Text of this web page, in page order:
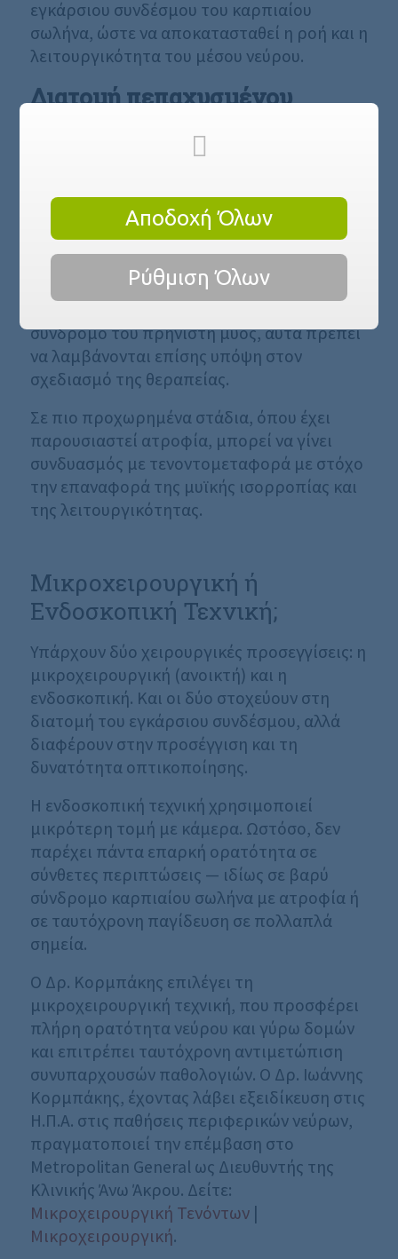
εγκάρσιου συνδέσμου του καρπιαίου
σωλήνα, ώστε να αποκατασταθεί η ροή και η
λειτουργικότητα του μέσου νεύρου.
Διατομή πεπαχυσμένου
Η επέμβαση πραγματοποιείται με
μικροχειρουργική τεχνική μέσω μίας τομής
2 εκατοστών και προσφέρει εξαιρετικά
αποτελέσματα. Αν υπάρχει ταυτόχρονη
πίεση και σε άλλα σημεία κατά την πορεία
σύνδρομο του πρηνιστή μυός, αυτά πρέπει
να λαμβάνονται επίσης υπόψη στον
σχεδιασμό της θεραπείας.
Σε πιο προχωρημένα στάδια, όπου έχει
παρουσιαστεί ατροφία, μπορεί να γίνει
συνδυασμός με τενοντομεταφορά με στόχο
την επαναφορά της μυϊκής ισορροπίας και
της λειτουργικότητας.
Μικροχειρουργική ή
Ενδοσκοπική Τεχνική;
Υπάρχουν δύο χειρουργικές προσεγγίσεις: η
μικροχειρουργική (ανοικτή) και η
ενδοσκοπική. Και οι δύο στοχεύουν στη
διατομή του εγκάρσιου συνδέσμου, αλλά
διαφέρουν στην προσέγγιση και τη
δυνατότητα οπτικοποίησης.
Η ενδοσκοπική τεχνική χρησιμοποιεί
μικρότερη τομή με κάμερα. Ωστόσο, δεν
παρέχει πάντα επαρκή ορατότητα σε
σύνθετες περιπτώσεις — ιδίως σε βαρύ
σύνδρομο καρπιαίου σωλήνα με ατροφία ή
σε ταυτόχρονη παγίδευση σε πολλαπλά
σημεία.
Ο Δρ. Κορμπάκης επιλέγει τη
μικροχειρουργική τεχνική, που προσφέρει
πλήρη ορατότητα νεύρου και γύρω δομών
και επιτρέπει ταυτόχρονη αντιμετώπιση
συνυπαρχουσών παθολογιών. Ο Δρ. Ιωάννης
Κορμπάκης, έχοντας λάβει εξειδίκευση στις
Η.Π.Α. στις παθήσεις περιφερικών νεύρων,
πραγματοποιεί την επέμβαση στο
Metropolitan General ως Διευθυντής της
Κλινικής Άνω Άκρου. Δείτε:
Μικροχειρουργική Τενόντων|
Μικροχειρουργική.
Αποδοχή Όλων
Ρύθμιση Όλων